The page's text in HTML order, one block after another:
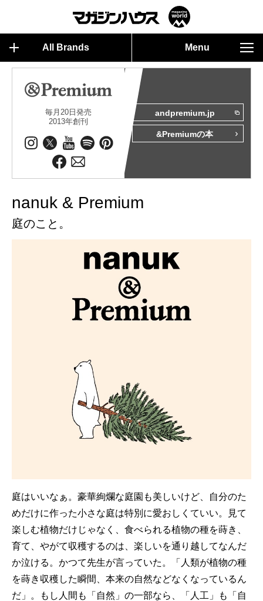
All Brands Menu
毎月20日発売
2013年創刊
andpremium.jp
&Premiumの本
nanuk & Premium
庭のこと。
庭はいいなぁ。豪華絢爛な庭園も美しいけど、自分のた
めだけに作った小さな庭は特別に愛おしくていい。見て
楽しむ植物だけじゃなく、食べられる植物の種を蒔き、
育て、やがて収穫するのは、楽しいを通り越してなんだ
か泣ける。かつて先生が言っていた。「人類が植物の種
を蒔き収穫した瞬間、本来の自然などなくなっているん
だ」。もし人間も「自然」の一部なら、「人工」も「自